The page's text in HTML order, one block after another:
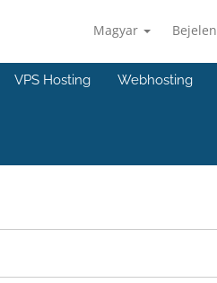
Magyar
VPS Hosting Webhosting